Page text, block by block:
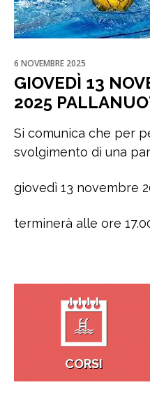
6 NOVEMBRE 2025
GIOVEDÌ 13
2025
Si comunica che per
svolgimento di una
giovedì 13 novembre
terminerà alle ore
CORSI